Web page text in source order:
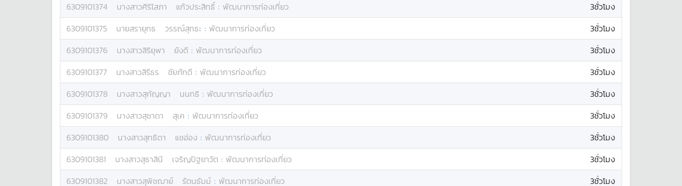
6309101374
นางสาวศิริโสภา แก้วประสิทธิ์ : พัฒนาการท่องเที่ยว
3ชั่วโมง
6309101375
นายสรายุทธ วรรณ์สุทธะ : พัฒนาการท่องเที่ยว
3ชั่วโมง
6309101376
นางสาวสิริยุพา ยังดี : พัฒนาการท่องเที่ยว
3ชั่วโมง
6309101377
นางสาวสิรีธร ชัยภักดี : พัฒนาการท่องเที่ยว
3ชั่วโมง
6309101378
นางสาวสุกัญญา นนทธิ : พัฒนาการท่องเที่ยว
3ชั่วโมง
6309101379
นางสาวสุชาดา สุเค : พัฒนาการท่องเที่ยว
3ชั่วโมง
6309101380
นางสาวสุทธิดา แชอ่อง : พัฒนาการท่องเที่ยว
3ชั่วโมง
6309101381
นางสาวสุธาสินี เจริญปัฐยาวัต : พัฒนาการท่องเที่ยว
3ชั่วโมง
6309101382
นางสาวสุพิชฌาย์ รัตนธัมม์ : พัฒนาการท่องเที่ยว 3ชั่วโมง